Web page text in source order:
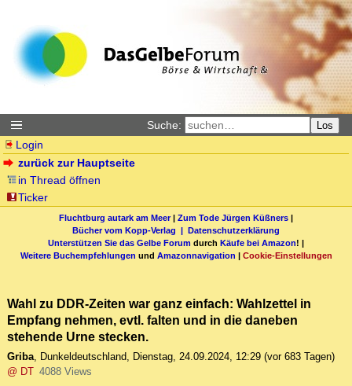
Suche: Los
Login
zurück zur Hauptseite
in Thread öffnen
Ticker
Fluchtburg autark am Meer| Zum Tode Jürgen Küßners |
Bücher vom Kopp-Verlag | Datenschutzerklärung
Unterstützen Sie das Gelbe Forum durch Käufe bei Amazon! |
Weitere Buchempfehlungen und Amazonnavigation | Cookie-Einstellungen
Wahl zu DDR-Zeiten war ganz einfach: Wahlzettel in
Empfang nehmen, evtl. falten und in die daneben
stehende Urne stecken.
Griba, Dunkeldeutschland, Dienstag, 24.09.2024, 12:29 (vor 683 Tagen)
@ DT 4088 Views